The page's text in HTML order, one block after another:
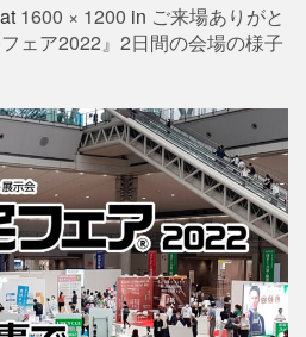
at 1600 × 1200 in ご来場ありがと
ェア2022』2日間の会場の様子